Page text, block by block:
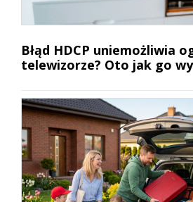
Błąd HDCP uniemożliwia
telewizorze? Oto jak go